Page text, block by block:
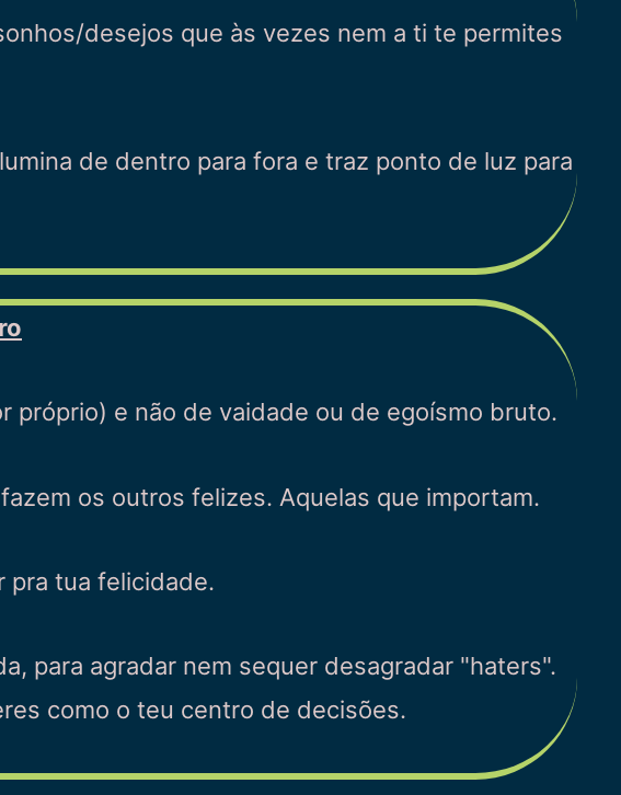
desejos que às vezes nem a ti te permites
de dentro para fora e traz ponto de luz para
próprio) e não de vaidade ou de egoísmo bruto.
os outros felizes. Aquelas que importam.
pra tua felicidade.
para agradar nem sequer desagradar "haters".
como o teu centro de decisões.